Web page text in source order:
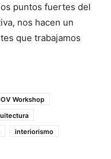
puntos fuertes del
nos hacen un
que trabajamos
Workshop
interiorismo